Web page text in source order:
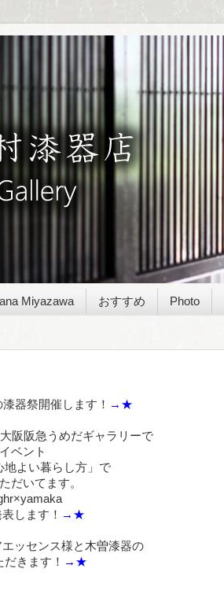
Miyazawa おすすめ Photo
器祭開催します！ →★
阪阪急うめだギャラリーで
ベント
地よい暮らし方」で
だいてます。
します！ →★
ッセンス様と木曽漆器の
きます！ →★